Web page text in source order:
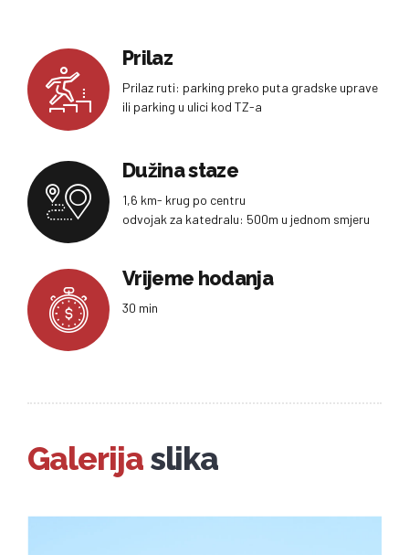
Prilaz
Prilaz ruti: parking preko puta gradske uprave
ili parking u ulici kod TZ-a
Dužina staze
1,6 km- krug po centru
odvojak za katedralu: 500m u jednom smjeru
Vrijeme hodanja
30 min
Galerijaslika